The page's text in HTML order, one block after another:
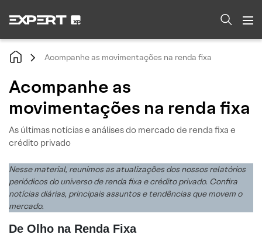
Acompanhe as movimentações na renda fixa
Acompanhe as
movimentações na renda fixa
As últimas notícias e análises do mercado de renda fixa e
crédito privado
Nesse material, reunimos as atualizações dos nossos relatórios
periódicos do universo de renda fixa e crédito privado. Confira
notícias diárias, principais assuntos e tendências que movem o
mercado.
De Olho na Renda Fixa